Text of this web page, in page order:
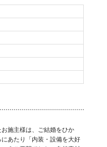
施主様は、ご結婚をひか
あたり「内装・設備を大好